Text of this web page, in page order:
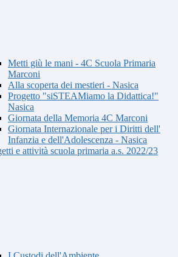
Metti giù le mani - 4C Scuola Primaria
Marconi
Alla scoperta dei mestieri - Nasica
Progetto "siSTEAMiamo la Didattica!"
Nasica
Giornata della Memoria 4C Marconi
Giornata Internazionale per i Diritti dell'
Infanzia e dell'Adolescenza - Nasica
e attività scuola primaria a.s. 2022/23